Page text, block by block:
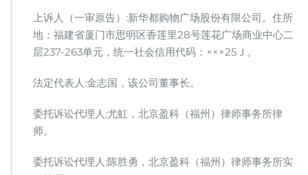
律
师
代
理
华
不
正
争
上诉人（一审原告）:新华都购物广场股份有限公司。住所
地：福建省厦门市思明区香莲里28号莲花广场商业中心二
层237-263单元，统一社会信用代码：×××25Ｊ。
法定代表人:金志国，该公司董事长。
委托诉讼代理人:尤虹，北京盈科（福州）律师事务所律
师。
委托诉讼代理人:陈胜勇，北京盈科（福州）律师事务所实